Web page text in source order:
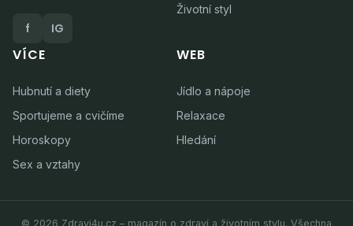
f IG
Životní styl
VÍCE
Hubnutí a diety
Sportujeme a cvičíme
Horoskopy
Sex a vztahy
WEB
Jídlo a nápoje
Relaxace
Hledání
© 2026 Zdravi4u.cz – magazín o zdraví a životním stylu. Všechna